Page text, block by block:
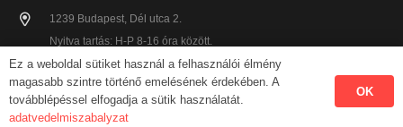
1239 Budapest, Dél utca 2.
Nyitva tartás: H-P 8-16 óra között.
Modul-Bake Kft. Minden jog fenntartva! Az oldalon megjelenő szövegek és
képek a Modul-Bake Kft. tulajdonát képzik.
Ez a weboldal sütiket használ a felhasználói élmény
magasabb szintre történő emelésének érdekében. A
továbblépéssel elfogadja a sütik használatát.
adatvedelmiszabalyzat
OK